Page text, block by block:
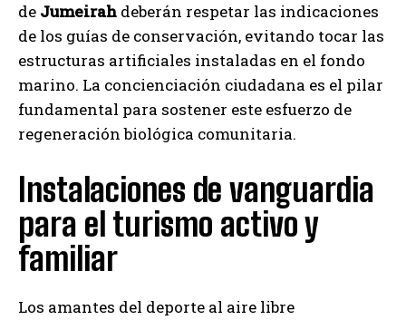
de Jumeirah deberán respetar las indicaciones
de los guías de conservación, evitando tocar las
estructuras artificiales instaladas en el fondo
marino. La concienciación ciudadana es el pilar
fundamental para sostener este esfuerzo de
regeneración biológica comunitaria.
Instalaciones de vanguardia
para el turismo activo y
familiar
Los amantes del deporte al aire libre